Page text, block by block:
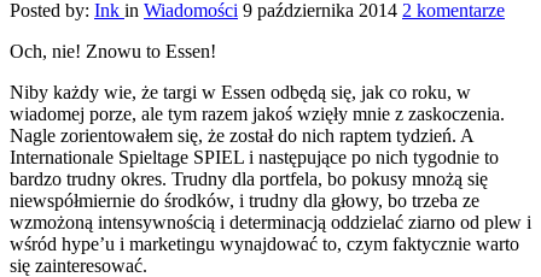
Posted by: Ink in Wiadomości 9 października 2014 2 komentarze
Och, nie! Znowu to Essen!
Niby każdy wie, że targi w Essen odbędą się, jak co roku, w
wiadomej porze, ale tym razem jakoś wzięły mnie z zaskoczenia.
Nagle zorientowałem się, że został do nich raptem tydzień. A
Internationale Spieltage SPIEL i następujące po nich tygodnie to
bardzo trudny okres. Trudny dla portfela, bo pokusy mnożą się
niewspółmiernie do środków, i trudny dla głowy, bo trzeba ze
wzmożoną intensywnością i determinacją oddzielać ziarno od plew i
wśród hype’u i marketingu wynajdować to, czym faktycznie warto
się zainteresować.